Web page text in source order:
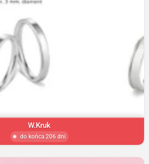
W.Kruk
do końca 206 dni